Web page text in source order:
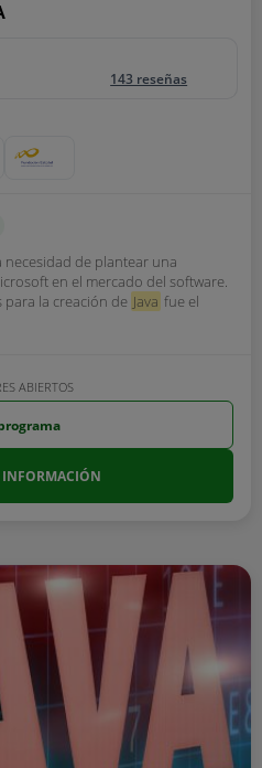
143 reseñas
necesidad de plantear una
en el mercado del software.
la creación de Java fue el
ABIERTOS